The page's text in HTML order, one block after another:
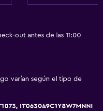
out antes de las 11:00
varían según el tipo de
IT063049C1Y8W7MNNI